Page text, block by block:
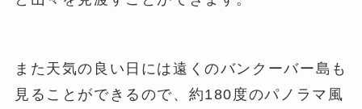
また天気の良い日には遠くのバンクーバー島も
見ることができるので、約180度のパノラマ風